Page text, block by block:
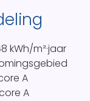
kWh/m²·jaar
A
A